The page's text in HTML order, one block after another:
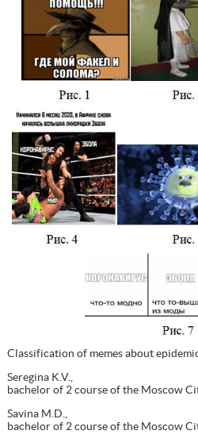
Classification of memes about
Seregina K.V.,
bachelor of 2 course of the Moscow
Savina M.D.,
bachelor of 2 course of the Moscow